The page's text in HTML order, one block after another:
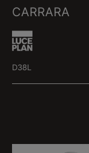
CARRARA
D38L